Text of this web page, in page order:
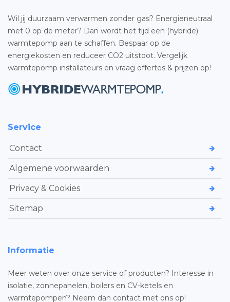
Wil jij duurzaam verwarmen zonder gas? Energieneutraal
met 0 op de meter? Dan wordt het tijd een (hybride)
warmtepomp aan te schaffen. Bespaar op de
energiekosten en reduceer CO2 uitstoot. Vergelijk
warmtepomp installateurs en vraag offertes & prijzen op!
Service
Contact
Algemene voorwaarden
Privacy & Cookies
Sitemap
Informatie
Meer weten over onze service of producten? Interesse in
isolatie, zonnepanelen, boilers en CV-ketels en
warmtepompen? Neem dan contact met ons op!